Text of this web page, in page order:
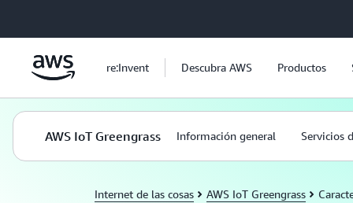
re:Invent Descubra AWS Productos
AWS IoT Greengrass Información general Servicios
Internet de las cosas AWS IoT Greengrass